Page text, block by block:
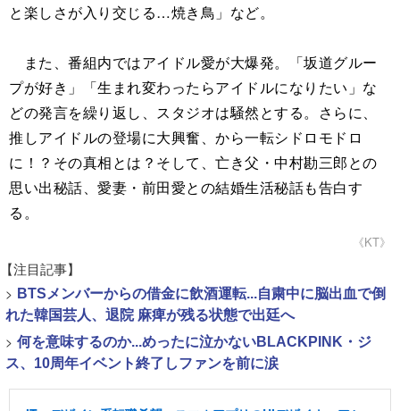
と楽しさが入り交じる…焼き鳥」など。
また、番組内ではアイドル愛が大爆発。「坂道グルー
プが好き」「生まれ変わったらアイドルになりたい」な
どの発言を繰り返し、スタジオは騒然とする。さらに、
推しアイドルの登場に大興奮、から一転シドロモドロ
に！？その真相とは？そして、亡き父・中村勘三郎との
思い出秘話、愛妻・前田愛との結婚生活秘話も告白す
る。
《KT》
【注目記事】
> BTSメンバーからの借金に飲酒運転...自粛中に脳出血で倒
れた韓国芸人、退院 麻痺が残る状態で出廷へ
> 何を意味するのか...めったに泣かないBLACKPINK・ジ
ス、10周年イベント終了しファンを前に涙